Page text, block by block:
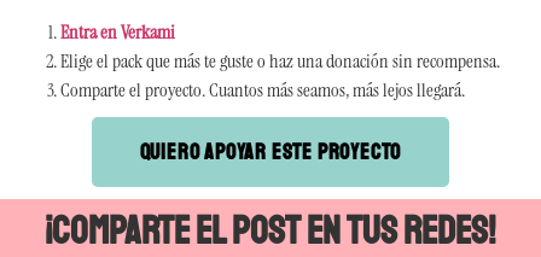
Entra en Verkami
Elige el pack que más te guste o haz una donación sin recompensa.
Comparte el proyecto. Cuantos más seamos, más lejos llegará.
Quiero apoyar este proyecto
¡Comparte el post en tus redes!